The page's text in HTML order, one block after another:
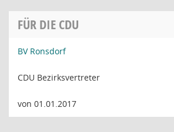
FÜR DIE CDU
BV Ronsdorf
CDU Bezirksvertreter
von 01.01.2017